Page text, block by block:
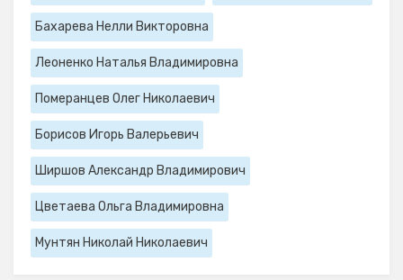
Бахарева Нелли Викторовна
Леоненко Наталья Владимировна
Померанцев Олег Николаевич
Борисов Игорь Валерьевич
Ширшов Александр Владимирович
Цветаева Ольга Владимировна
Мунтян Николай Николаевич